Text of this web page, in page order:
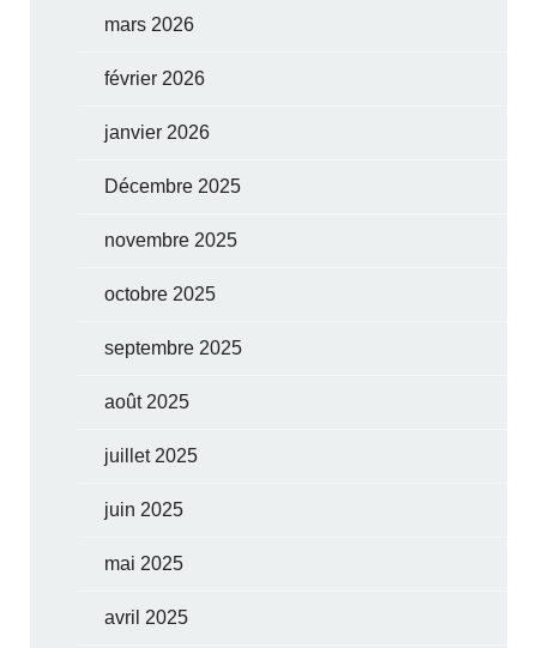
mars 2026
février 2026
janvier 2026
Décembre 2025
novembre 2025
octobre 2025
septembre 2025
août 2025
juillet 2025
juin 2025
mai 2025
avril 2025